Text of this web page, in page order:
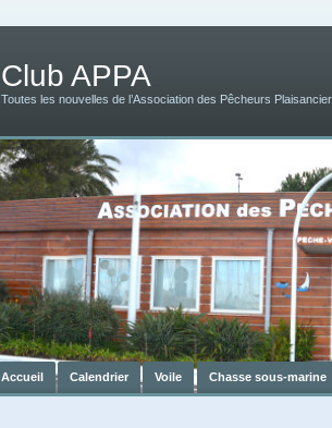
Club APPA
Toutes les nouvelles de l’Association des Pêcheurs
Accueil Calendrier Voile Chasse sous-marine